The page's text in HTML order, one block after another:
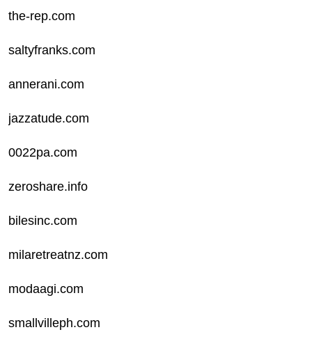
the-rep.com
saltyfranks.com
annerani.com
jazzatude.com
0022pa.com
zeroshare.info
bilesinc.com
milaretreatnz.com
modaagi.com
smallvilleph.com